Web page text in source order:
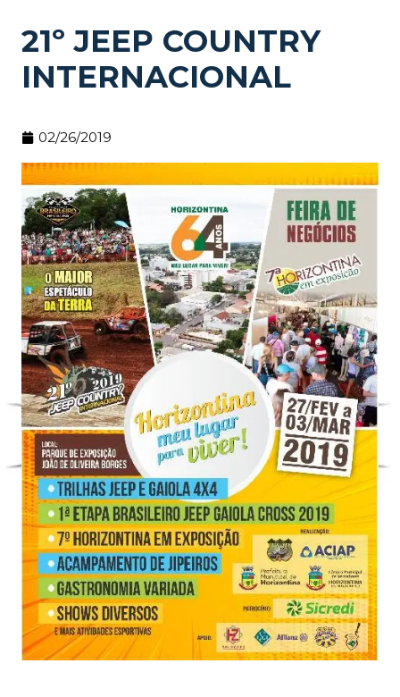
21º JEEP COUNTRY
INTERNACIONAL
02/26/2019